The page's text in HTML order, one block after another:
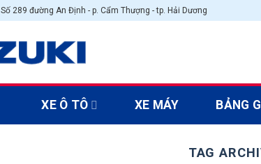
Số 289 đường An Định - p. Cẩm Thượng - tp. Hải Dương
XE Ô TÔ XE MÁY BẢNG
TAG